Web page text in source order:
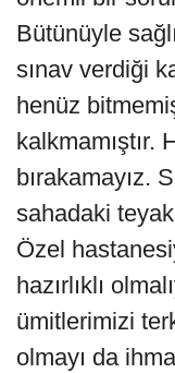
Bütünüyle
sınav verdiği
henüz
kalkmamıştır.
bırakamayız.
sahadaki
Özel
hazırlıklı
ümitlerimizi
olmayı da